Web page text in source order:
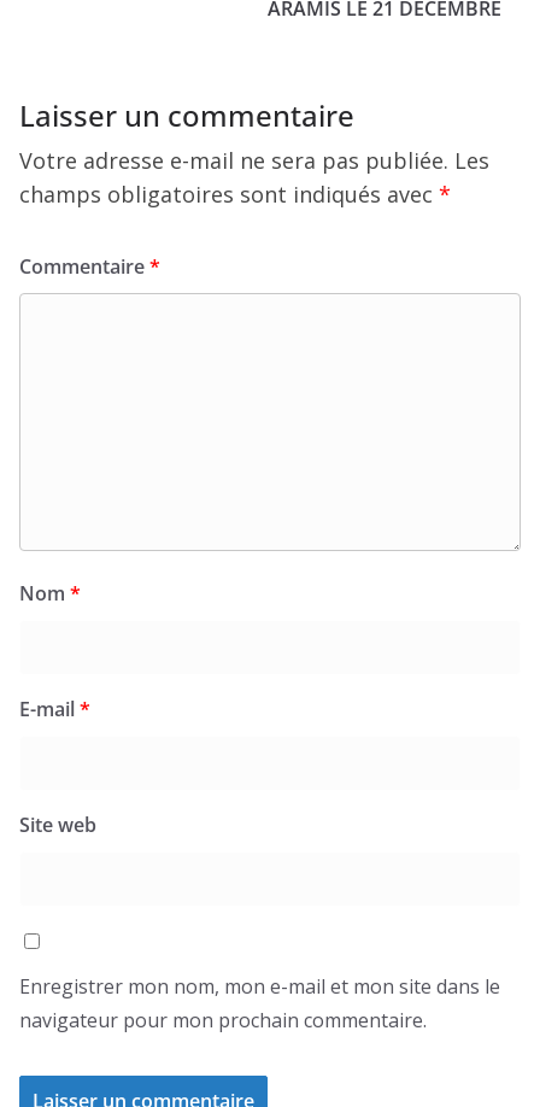
ARAMIS LE 21 DÉCEMBRE
Laisser un commentaire
Votre adresse e-mail ne sera pas publiée. Les
champs obligatoires sont indiqués avec *
Commentaire*
Nom *
E-mail*
Site web
Enregistrer mon nom, mon e-mail et mon site dans le
navigateur pour mon prochain commentaire.